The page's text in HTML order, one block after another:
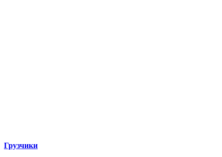
Грузчики